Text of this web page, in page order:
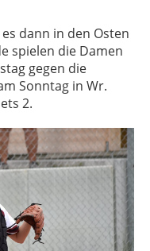
dann in den Osten
spielen die Damen
gegen die
Sonntag in Wr.
2.